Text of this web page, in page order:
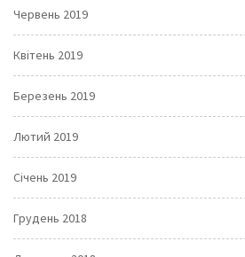
Червень 2019
Квітень 2019
Березень 2019
Лютий 2019
Січень 2019
Грудень 2018